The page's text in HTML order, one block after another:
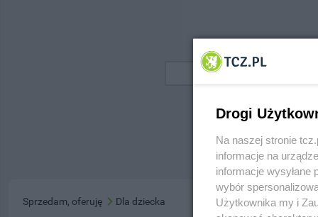
Sprzedam, oferuję Dla dziecka
Drogi
Na naszej stronie
informacje na
informacje wysyłane
wybór
Użytkownika my i